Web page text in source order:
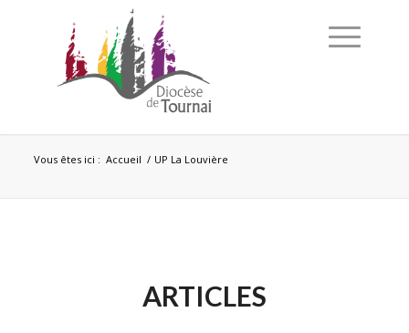
Vous êtes ici : Accueil / UP La Louvière
ARTICLES